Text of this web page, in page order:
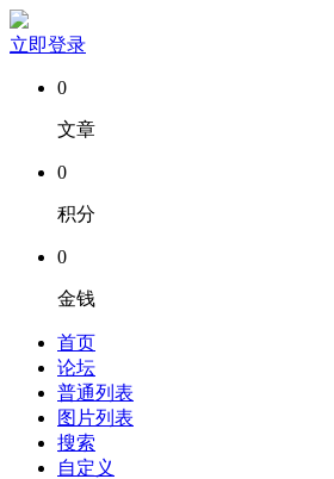
立即登录
0
文章
0
积分
0
金钱
首页
论坛
普通列表
图片列表
搜索
自定义